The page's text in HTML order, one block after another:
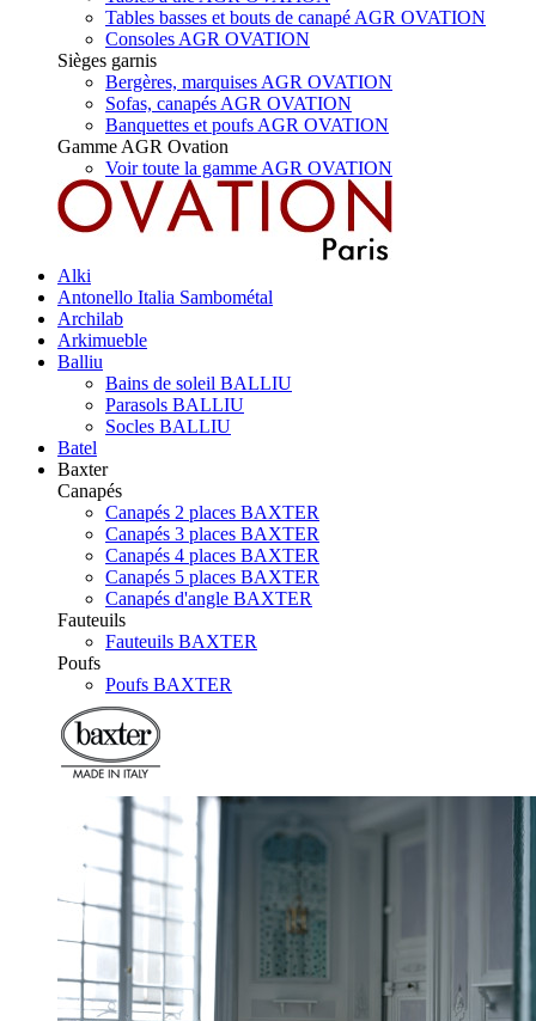
Tables basses et bouts de canapé AGR OVATION
Consoles AGR OVATION
Sièges garnis
Bergères, marquises AGR OVATION
Sofas, canapés AGR OVATION
Banquettes et poufs AGR OVATION
Gamme AGR Ovation
Voir toute la gamme AGR OVATION
Alki
Antonello Italia Sambométal
Archilab
Arkimueble
Balliu
Bains de soleil BALLIU
Parasols BALLIU
Socles BALLIU
Batel
Baxter
Canapés
Canapés 2 places BAXTER
Canapés 3 places BAXTER
Canapés 4 places BAXTER
Canapés 5 places BAXTER
Canapés d'angle BAXTER
Fauteuils
Fauteuils BAXTER
Poufs
Poufs BAXTER